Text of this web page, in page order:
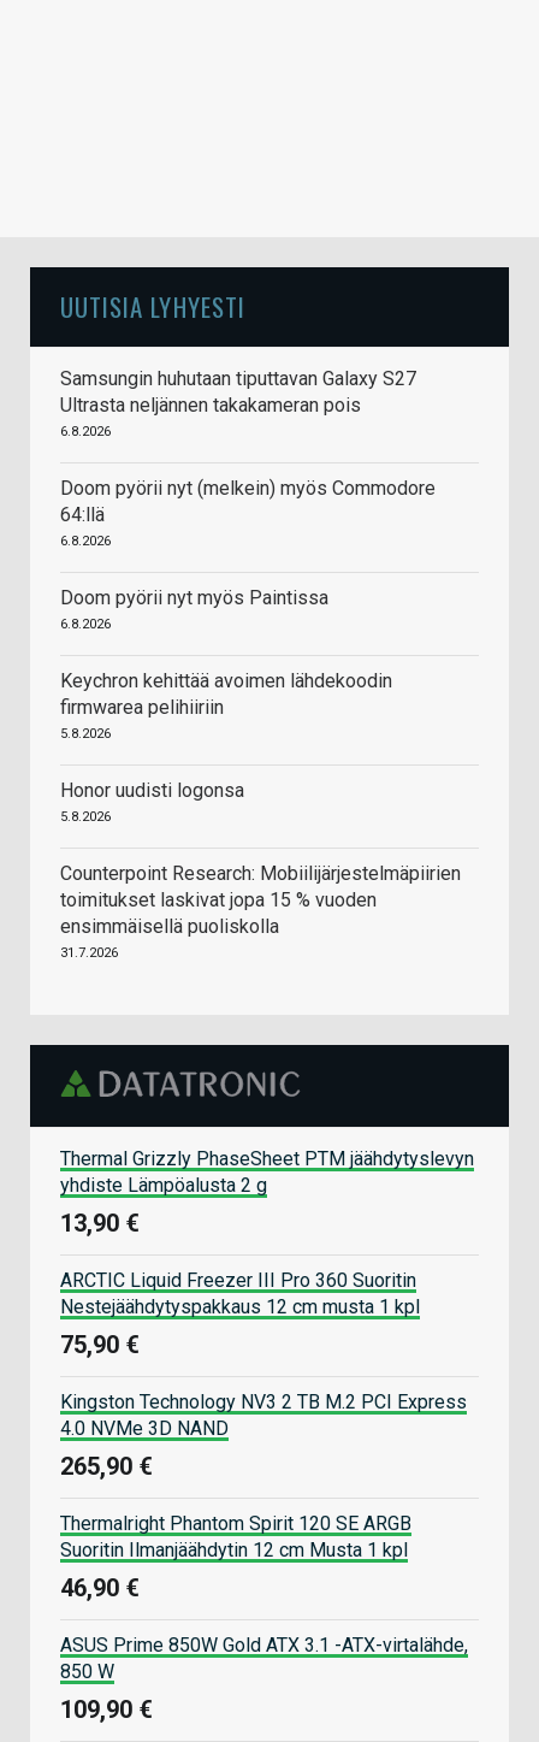
UUTISIA LYHYESTI
Samsungin huhutaan tiputtavan Galaxy S27
Ultrasta neljännen takakameran pois
6.8.2026
Doom pyörii nyt (melkein) myös Commodore
64:llä
6.8.2026
Doom pyörii nyt myös Paintissa
6.8.2026
Keychron kehittää avoimen lähdekoodin
firmwarea pelihiiriin
5.8.2026
Honor uudisti logonsa
5.8.2026
Counterpoint Research: Mobiilijärjestelmäpiirien
toimitukset laskivat jopa 15 % vuoden
ensimmäisellä puoliskolla
31.7.2026
Thermal Grizzly PhaseSheet PTM jäähdytyslevyn
yhdiste Lämpöalusta 2 g
13,90 €
ARCTIC Liquid Freezer III Pro 360 Suoritin
Nestejäähdytyspakkaus 12 cm musta 1 kpl
75,90 €
Kingston Technology NV3 2 TB M.2 PCI Express
4.0 NVMe 3D NAND
265,90 €
Thermalright Phantom Spirit 120 SE ARGB
Suoritin Ilmanjäähdytin 12 cm Musta 1 kpl
46,90 €
ASUS Prime 850W Gold ATX 3.1 -ATX-virtalähde,
850 W
109,90 €